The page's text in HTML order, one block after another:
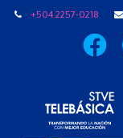
+504 2257-0218